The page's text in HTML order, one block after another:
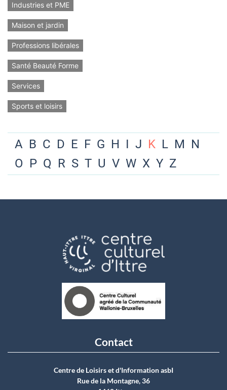
Industries et PME
Maison et jardin
Professions libérales
Santé Beauté Forme
Services
Sports et loisirs
A B C D E F G H I J K L M N
O P Q R S T U V W X Y Z
Contact
Centre de Loisirs et d'Information asbI
Rue de la Montagne, 36